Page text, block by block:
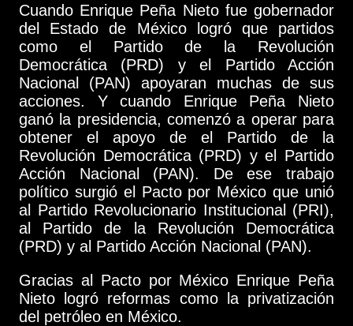
Cuando Enrique Peña Nieto fue gobernador
del Estado de México logró que partidos
como el Partido de la Revolución
Democrática (PRD) y el Partido Acción
Nacional (PAN) apoyaran muchas de sus
acciones. Y cuando Enrique Peña Nieto
ganó la presidencia, comenzó a operar para
obtener el apoyo de el Partido de la
Revolución Democrática (PRD) y el Partido
Acción Nacional (PAN). De ese trabajo
político surgió el Pacto por México que unió
al Partido Revolucionario Institucional (PRI),
al Partido de la Revolución Democrática
(PRD) y al Partido Acción Nacional (PAN).
Gracias al Pacto por México Enrique Peña
Nieto logró reformas como la privatización
del petróleo en México.